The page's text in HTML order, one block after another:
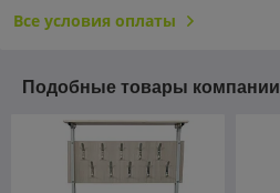
Все условия оплаты
Подобные товары компании